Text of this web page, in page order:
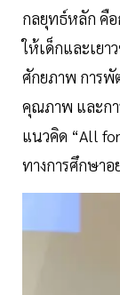
กลยุทธ์หลัก คือ
ให้เด็กและเย
ศักยภาพ การพั
คุณภาพ และกา
แนวคิด “All
ทางการศึกษาอ